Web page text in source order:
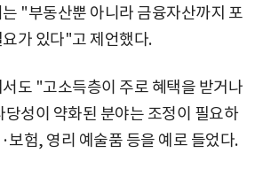
"부동산뿐 아니라 금융자산까지 포
가 있다"고 제언했다.
도 "고소득층이 주로 혜택을 받거나
성이 약화된 분야는 조정이 필요하
보험, 영리 예술품 등을 예로 들었다.